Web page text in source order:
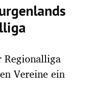
Regionalliga
Vereine ein